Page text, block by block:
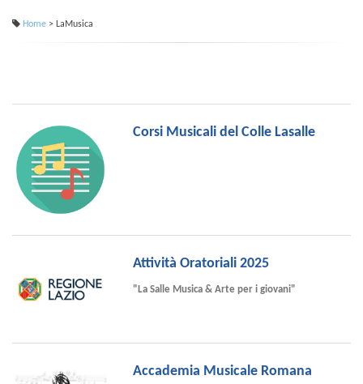
Home > LaMusica
Corsi Musicali del Colle Lasalle
Attività Oratoriali 2025
"La Salle Musica & Arte per i giovani"
Accademia Musicale Romana